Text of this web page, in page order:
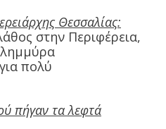
Θεσσαλίας:
στην Περιφέρεια,
πολύ
πήγαν τα λεφτά